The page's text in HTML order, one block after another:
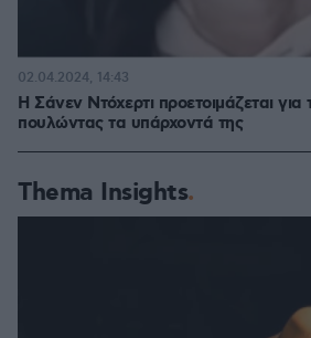
Η Σάνεν Ντόχερτι προετοιμάζεται
πουλώντας τα υπάρχοντά της
02.04.2024, 14:43
Thema Insights